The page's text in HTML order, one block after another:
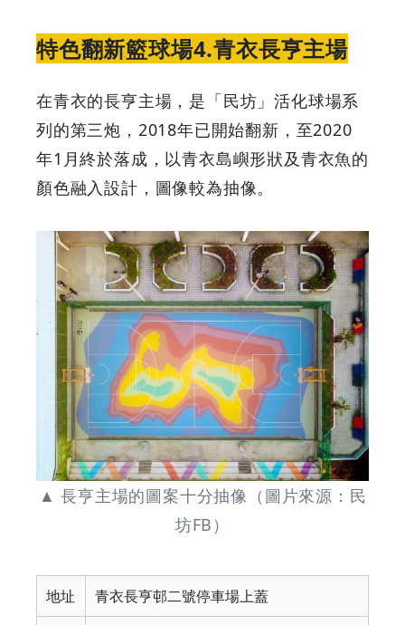
特色翻新籃球場4.青衣長亨主場
在青衣的長亨主場，是「民坊」活化球場系
列的第三炮，2018年已開始翻新，至2020
年1月終於落成，以青衣島嶼形狀及青衣魚的
顏色融入設計，圖像較為抽像。
▲ 長亨主場的圖案十分抽像（圖片來源：民
坊FB）
地址 青衣長亨邨二號停車場上蓋